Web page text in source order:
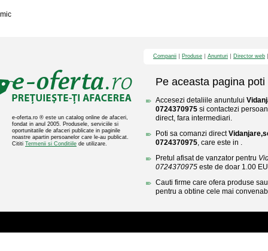
mic
e-oferta.ro ® este un catalog online de afaceri,
fondat in anul 2005. Produsele, serviciile si
oportunitatile de afaceri publicate in paginile
noastre apartin persoanelor care le-au publicat.
Cititi Termenii si Conditiile de utilizare.
Companii Produse Anunturi Director web
Pe aceasta pagina poti
Accesezi detaliile anuntului
0724370975 si contactezi
direct, fara intermediari.
Poti sa comanzi direct
0724370975, care este in .
Pretul afisat de vanzator pentru
0724370975 este de doar 1.00
Cauti firme care ofera produse
pentru a obtine cele mai